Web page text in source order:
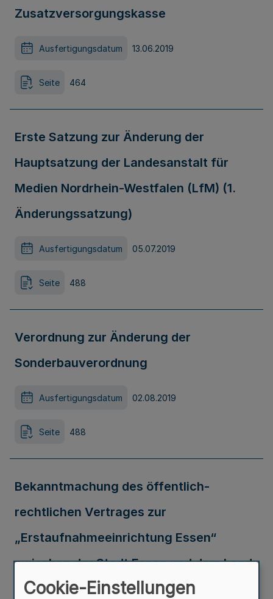
Zusatzversorgungskasse
Ausfertigungsdatum 13.06.2019
Seite 464
Erste Satzung zur Änderung der
Hauptsatzung der Landesanstalt für
Medien Nordrhein-Westfalen (LfM) (1.
Änderungssatzung)
Ausfertigungsdatum 05.07.2019
Seite 488
Verordnung zur Änderung der
Sonderbauverordnung
Ausfertigungsdatum 02.08.2019
Seite 488
Bekanntmachung des öffentlich-
rechtlichen Vertrages zur
„Erstaufnahmeeinrichtung Essen“
zwischen der Stadt Essen und dem Land
Nordrhein-Westfalen
Cookie-Einstellungen